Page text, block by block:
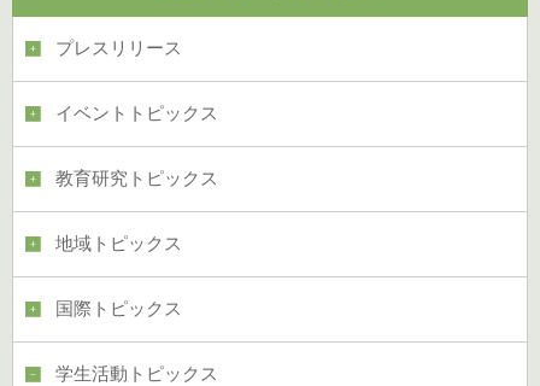
プレスリリース
イベントトピックス
教育研究トピックス
地域トピックス
国際トピックス
学生活動トピックス